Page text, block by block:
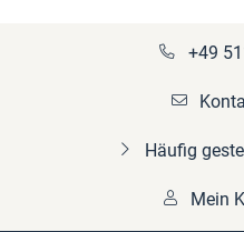
+49
Häufig
Mein